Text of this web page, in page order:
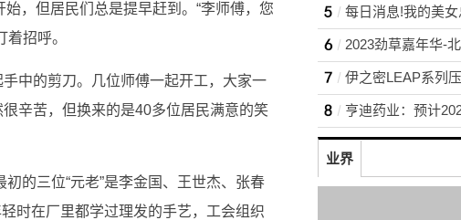
，但居民们总是提早赶到。“李师傅，您
招呼。
中的剪刀。几位师傅一起开工，大家一
辛苦，但换来的是40多位居民满意的笑
的三位“元老”是李金国、王世杰、张春
时在厂里都学过理发的手艺，工会组织
业界